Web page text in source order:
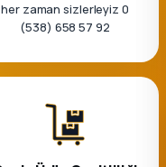
her zaman sizlerleyiz 0
(538) 658 57 92